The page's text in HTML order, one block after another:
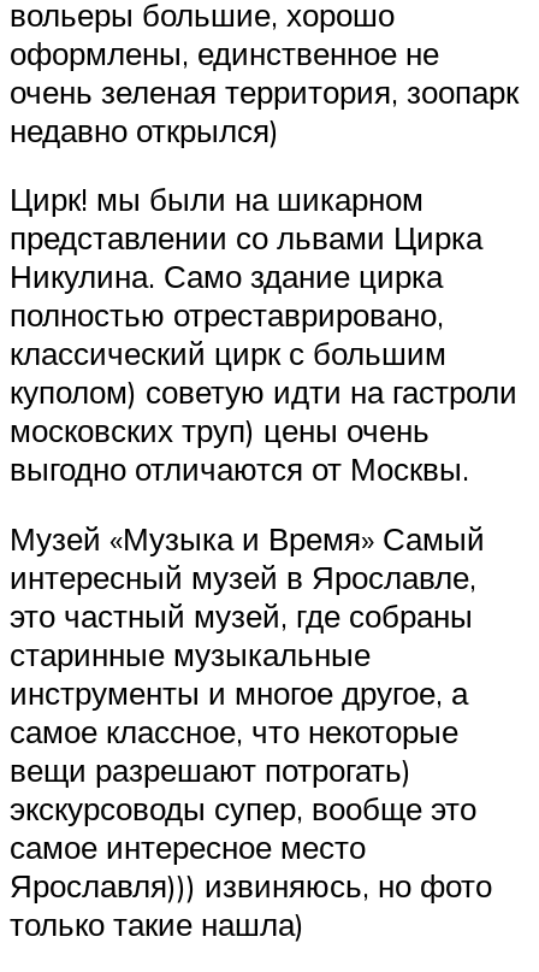
вольеры большие, хорошо
оформлены, единственное не
очень зеленая территория, зоопарк
недавно открылся)
Цирк! мы были на шикарном
представлении со львами Цирка
Никулина. Само здание цирка
полностью отреставрировано,
классический цирк с большим
куполом) советую идти на гастроли
московских труп) цены очень
выгодно отличаются от Москвы.
Музей «Музыка и Время» Самый
интересный музей в Ярославле,
это частный музей, где собраны
старинные музыкальные
инструменты и многое другое, а
самое классное, что некоторые
вещи разрешают потрогать)
экскурсоводы супер, вообще это
самое интересное место
Ярославля))) извиняюсь, но фото
только такие нашла)